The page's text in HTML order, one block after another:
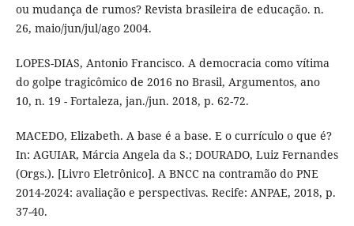
ou mudança de rumos? Revista brasileira de educação. n.
26, maio/jun/jul/ago 2004.
LOPES-DIAS, Antonio Francisco. A democracia como vítima
do golpe tragicômico de 2016 no Brasil, Argumentos, ano
10, n. 19 - Fortaleza, jan./jun. 2018, p. 62-72.
MACEDO, Elizabeth. A base é a base. E o currículo o que é?
In: AGUIAR, Márcia Angela da S.; DOURADO, Luiz Fernandes
(Orgs.). [Livro Eletrônico]. A BNCC na contramão do PNE
2014-2024: avaliação e perspectivas. Recife: ANPAE, 2018, p.
37-40.